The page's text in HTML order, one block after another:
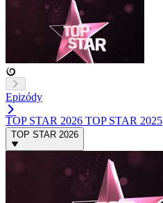
Epizódy
TOP STAR 2026 TOP STAR 2025
TOP STAR 2026